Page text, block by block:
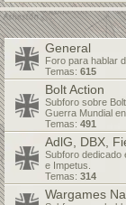
General
Foro para hablar
Temas: 615
Bolt Action
Subforo sobre
Guerra Mundial
Temas: 491
AdlG, DBX,
Subforo dedicado
e Impetus.
Temas: 314
Wargames